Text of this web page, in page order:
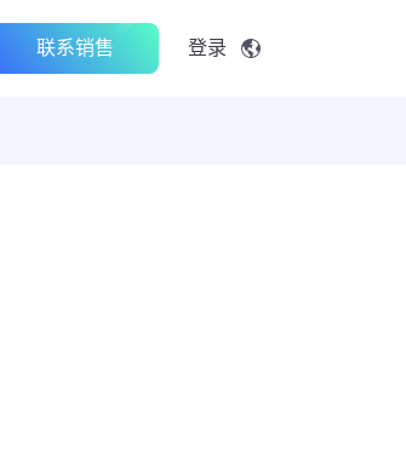
联系销售 登录